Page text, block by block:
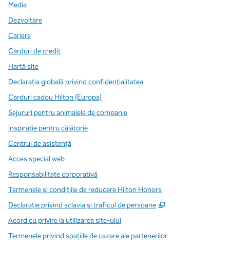
Media
Dezvoltare
Cariere
Carduri de credit
Hartă site
Declarația globală privind confidenţialitatea
Carduri cadou Hilton (Europa)
Sejururi pentru animalele de companie
Inspirație pentru călătorie
Centrul de asistență
Acces special web
Responsabilitate corporativă
Termenele și condițiile de reducere Hilton Honors
Declarație privind sclavia și traficul de persoane
,
Acord cu privire la utilizarea site-ului
Termenele privind spațiile de cazare ale partenerilor